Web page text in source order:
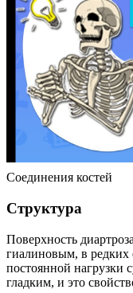
Соединения костей
Структура
Поверхность
гиалиновым, в редких
постоянной нагрузки
гладким, и это